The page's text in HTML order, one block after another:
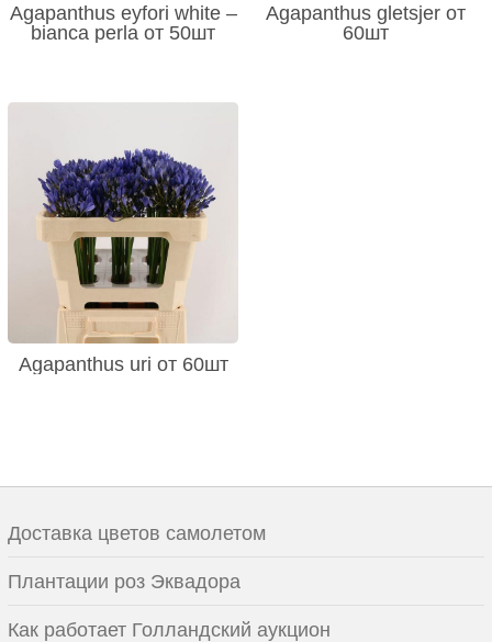
Agapanthus eyfori white –
bianca perla от 50шт
Agapanthus gletsjer от
60шт
Agapanthus uri от 60шт
Доставка цветов самолетом
Плантации роз Эквадора
Как работает Голландский аукцион